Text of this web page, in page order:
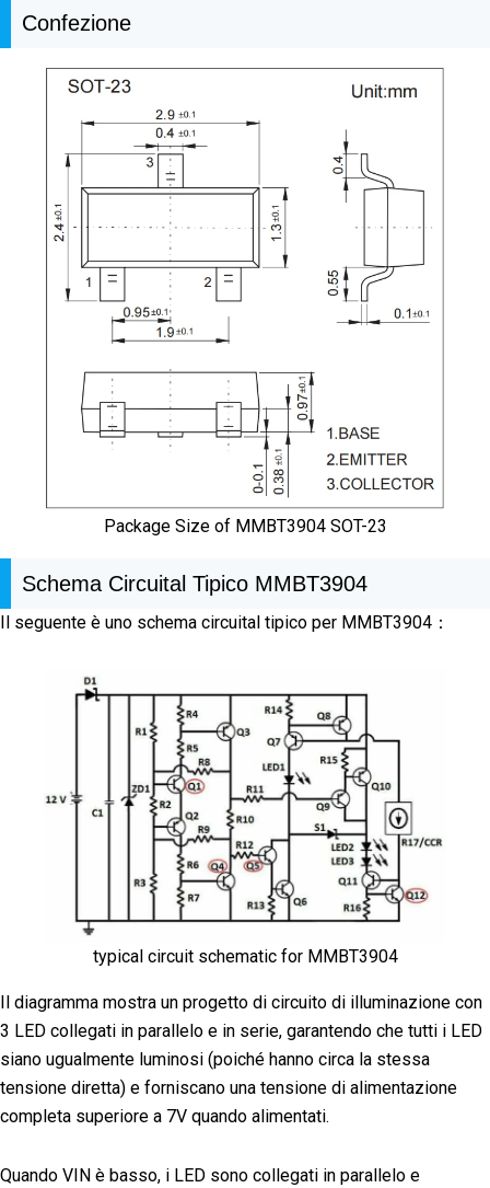
Confezione
Package Size of MMBT3904 SOT-23
Schema Circuital Tipico MMBT3904
Il seguente è uno schema circuital tipico per MMBT3904：
typical circuit schematic for MMBT3904
Il diagramma mostra un progetto di circuito di illuminazione con
3 LED collegati in parallelo e in serie, garantendo che tutti i LED
siano ugualmente luminosi (poiché hanno circa la stessa
tensione diretta) e forniscano una tensione di alimentazione
completa superiore a 7V quando alimentati.
Quando VIN è basso, i LED sono collegati in parallelo e